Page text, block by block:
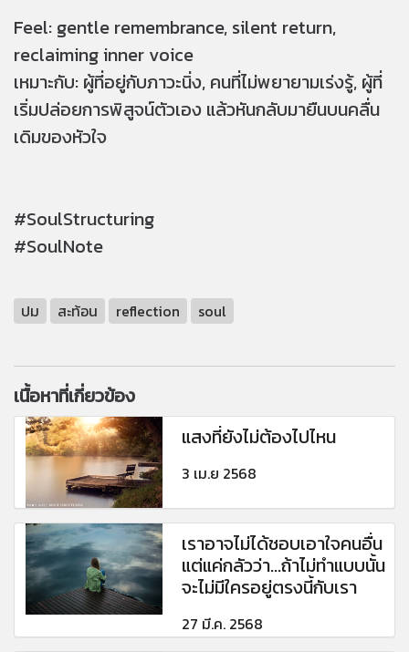
Feel: gentle remembrance, silent return,
reclaiming inner voice
เหมาะกับ: ผู้ที่อยู่กับภาวะนิ่ง, คนที่ไม่พยายามเร่งรู้, ผู้ที่
เริ่มปล่อยการพิสูจน์ตัวเอง แล้วหันกลับมายืนบนคลื่น
เดิมของหัวใจ
#SoulStructuring
#SoulNote
ปม สะท้อน reflection soul
เนื้อหาที่เกี่ยวข้อง
แสงที่ยังไม่ต้องไปไหน
3 เม.ย 2568
เราอาจไม่ได้ชอบเอาใจคนอื่น
แต่แค่กลัวว่า...ถ้าไม่ทำแบบนั้น
จะไม่มีใครอยู่ตรงนี้กับเรา
27 มี.ค. 2568